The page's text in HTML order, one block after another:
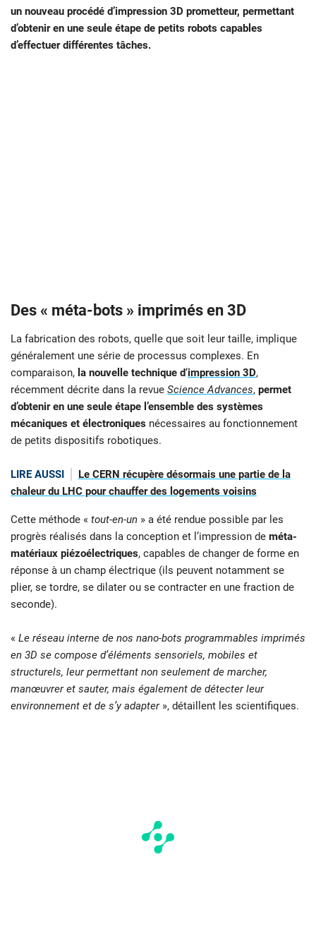
un nouveau procédé d’impression 3D prometteur, permettant
d’obtenir en une seule étape de petits robots capables
d’effectuer différentes tâches.
Des « méta-bots » imprimés en 3D
La fabrication des robots, quelle que soit leur taille, implique
généralement une série de processus complexes. En
comparaison, la nouvelle technique d‘impression 3D,
récemment décrite dans la revue Science Advances, permet
d’obtenir en une seule étape l’ensemble des systèmes
mécaniques et électroniques nécessaires au fonctionnement
de petits dispositifs robotiques.
LIRE AUSSI
Le CERN récupère désormais une partie de la
chaleur du LHC pour chauffer des logements voisins
Cette méthode « tout-en-un » a été rendue possible par les
progrès réalisés dans la conception et l’impression de méta-
matériaux piézoélectriques, capables de changer de forme en
réponse à un champ électrique (ils peuvent notamment se
plier, se tordre, se dilater ou se contracter en une fraction de
seconde).
« Le réseau interne de nos nano-bots programmables imprimés
en 3D se compose d’éléments sensoriels, mobiles et
structurels, leur permettant non seulement de marcher,
manœuvrer et sauter, mais également de détecter leur
environnement et de s’y adapter », détaillent les scientifiques.